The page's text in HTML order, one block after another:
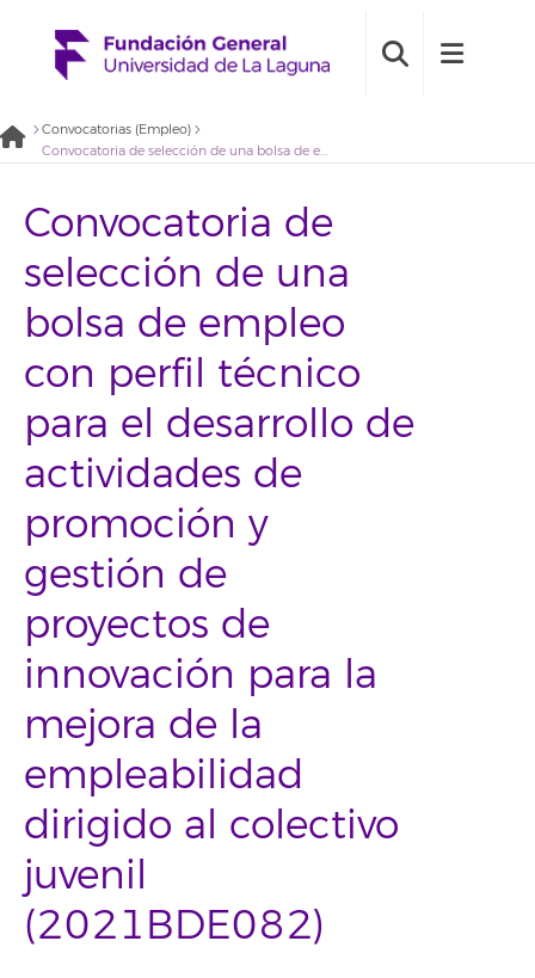
Convocatorias (Empleo)
Convocatoria de selección de una bolsa de empleo con perfil técnico para el desarrollo de actividades de promoción y gestión de proyectos de innovación para la mejora de la empleabilidad dirigido al colectivo juvenil (2021BDE082)
Convocatoria de
selección de una
bolsa de empleo
con perfil técnico
para el desarrollo de
actividades de
promoción y
gestión de
proyectos de
innovación para la
mejora de la
empleabilidad
dirigido al colectivo
juvenil
(2021BDE082)